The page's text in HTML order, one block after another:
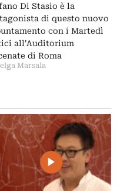
Di Stasio è la
di questo nuovo
con i Martedì
all'Auditorium
di Roma
Marsala